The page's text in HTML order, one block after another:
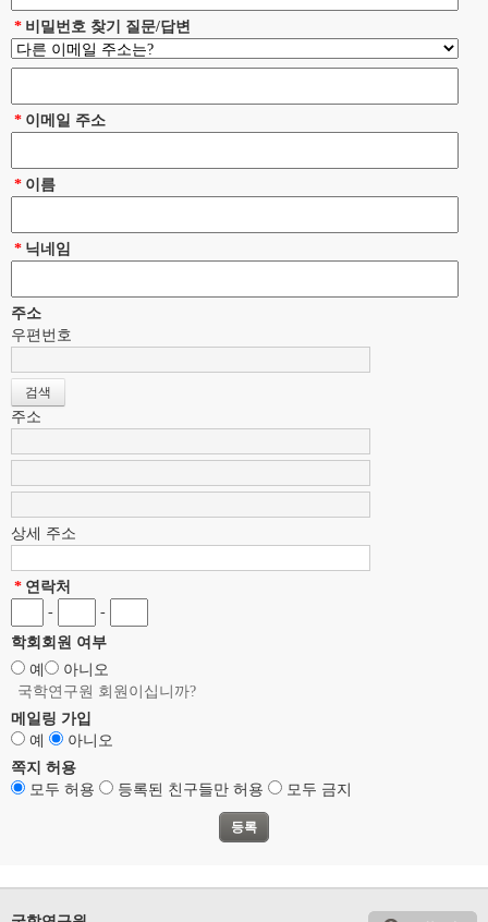
* 비밀번호 찾기 질문/답변
* 이메일 주소
* 이름
* 닉네임
주소
우편번호
주소
상세 주소
* 연락처
-
-
학회회원 여부
예
아니오
국학연구원 회원이십니까?
메일링 가입
예
아니오
쪽지 허용
모두 허용
등록된 친구들만 허용 모두 금지